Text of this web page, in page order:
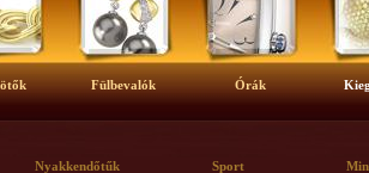
Fülbevalók Órák
Nyakkendőtűk Sport